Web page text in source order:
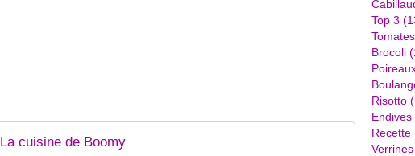
La cuisine de Boomy
Top 3
Tomates
Brocoli
Risotto
Endives
Recette
Verrines